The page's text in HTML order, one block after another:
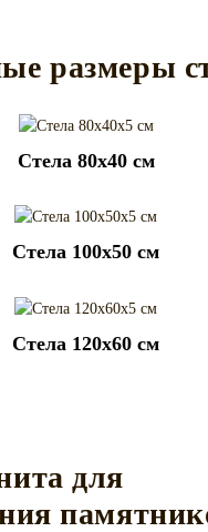
размеры
Cтела 80x40 см
Cтела 100x50 см
Cтела 120x60 см
для